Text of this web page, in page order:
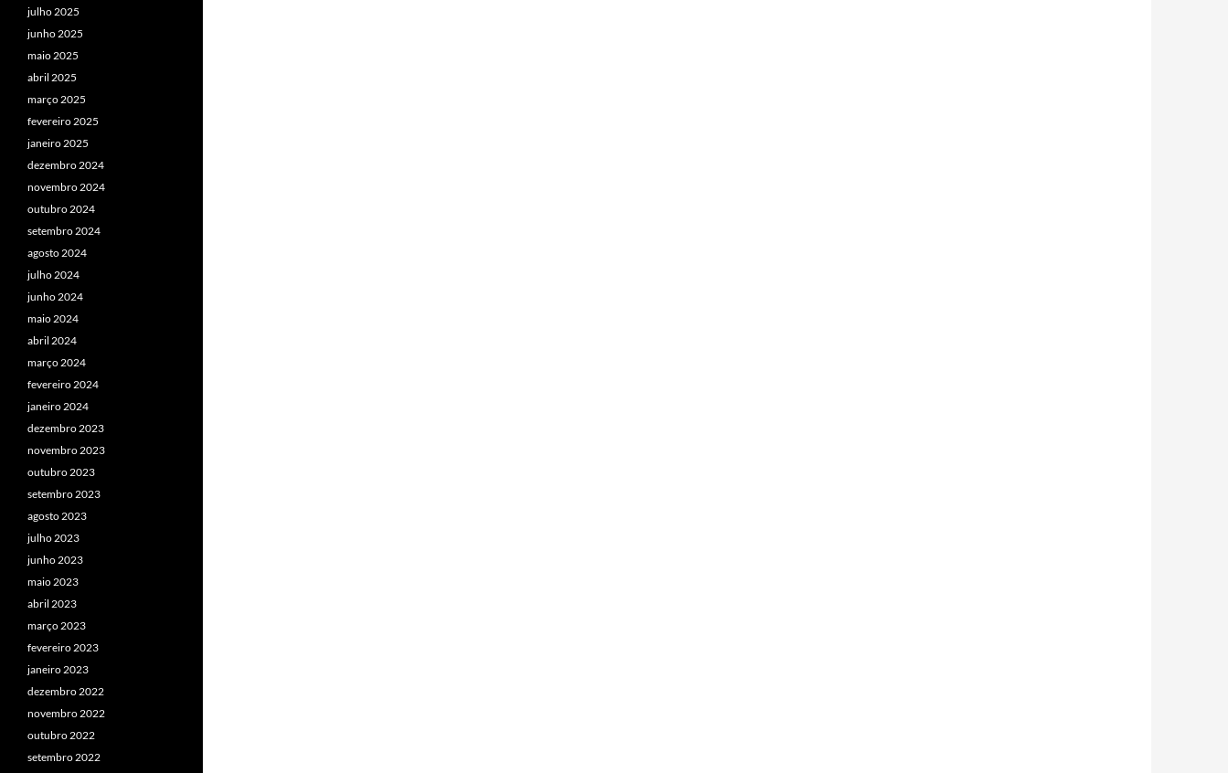
julho 2025
junho 2025
maio 2025
abril 2025
março 2025
fevereiro 2025
janeiro 2025
dezembro 2024
novembro 2024
outubro 2024
setembro 2024
agosto 2024
julho 2024
junho 2024
maio 2024
abril 2024
março 2024
fevereiro 2024
janeiro 2024
dezembro 2023
novembro 2023
outubro 2023
setembro 2023
agosto 2023
julho 2023
junho 2023
maio 2023
abril 2023
março 2023
fevereiro 2023
janeiro 2023
dezembro 2022
novembro 2022
outubro 2022
setembro 2022